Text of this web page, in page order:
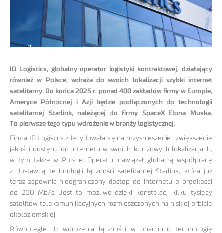
ID Logistics, globalny operator logistyki kontraktowej, działający
również w Polsce, wdraża do swoich lokalizacji szybki internet
satelitarny. Do końca 2025 r. ponad 400 zakładów firmy w Europie,
Ameryce Północnej i Azji będzie podłączonych do technologii
satelitarnej Starlink, należącej do firmy SpaceX Elona Muska.
To pierwsze tego typu wdrożenie w branży logistycznej.
Firma ID Logistics zdecydowała się na przyspieszenie i zwiększenie
jakości dostępu do internetu w swoich kluczowych lokalizacjach,
w tym także w Polsce. Operator nawiązał globalną współpracę
z dostawcą technologii łączności satelitarnej Starlink, która już
teraz zapewnia nieograniczony dostęp do internetu o prędkości
do 200 Mb/s. Jest to możliwe dzięki konstelacji kilku tysięcy
satelitów telekomunikacyjnych rozmieszczonych na niskiej orbicie
okołoziemskiej.
Równolegle do wdrożenia łączności w oparciu o technologię